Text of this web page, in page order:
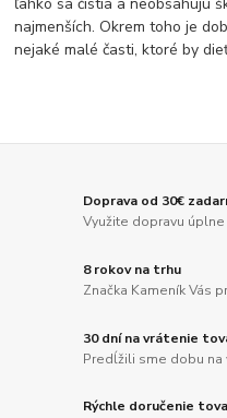
najmenších. Okrem toho je
nejaké malé časti, ktoré by
Doprava od 30€
Využite dopravu
8 rokov na trhu
Značka Kameník Vás
30 dní na vrátenie
Predĺžili sme dobu na
Rýchle doručenie